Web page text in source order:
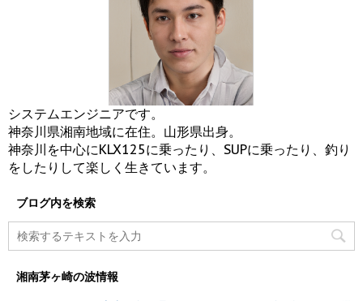
システムエンジニアです。
神奈川県湘南地域に在住。山形県出身。
神奈川を中心にKLX125に乗ったり、SUPに乗ったり、釣り
をしたりして楽しく生きています。
ブログ内を検索
湘南茅ヶ崎の波情報